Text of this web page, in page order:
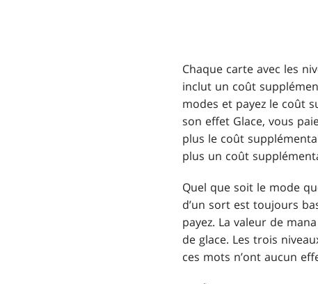
Chaque carte avec les
inclut un coût
modes et payez le coût
son effet Glace, vous
plus le coût
plus un coût
Quel que soit le mode
d’un sort est toujours
payez. La valeur de
de glace. Les trois
ces mots n’ont aucun